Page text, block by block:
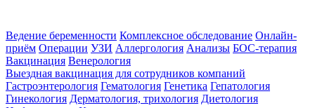
Ведение беременности Комплексное обследование Онлайн-
приём Операции УЗИ Аллергология Анализы БОС-терапия
Вакцинация Венерология
Выездная вакцинация для сотрудников компаний
Гастроэнтерология Гематология Генетика Гепатология
Гинекология Дерматология, трихология Диетология